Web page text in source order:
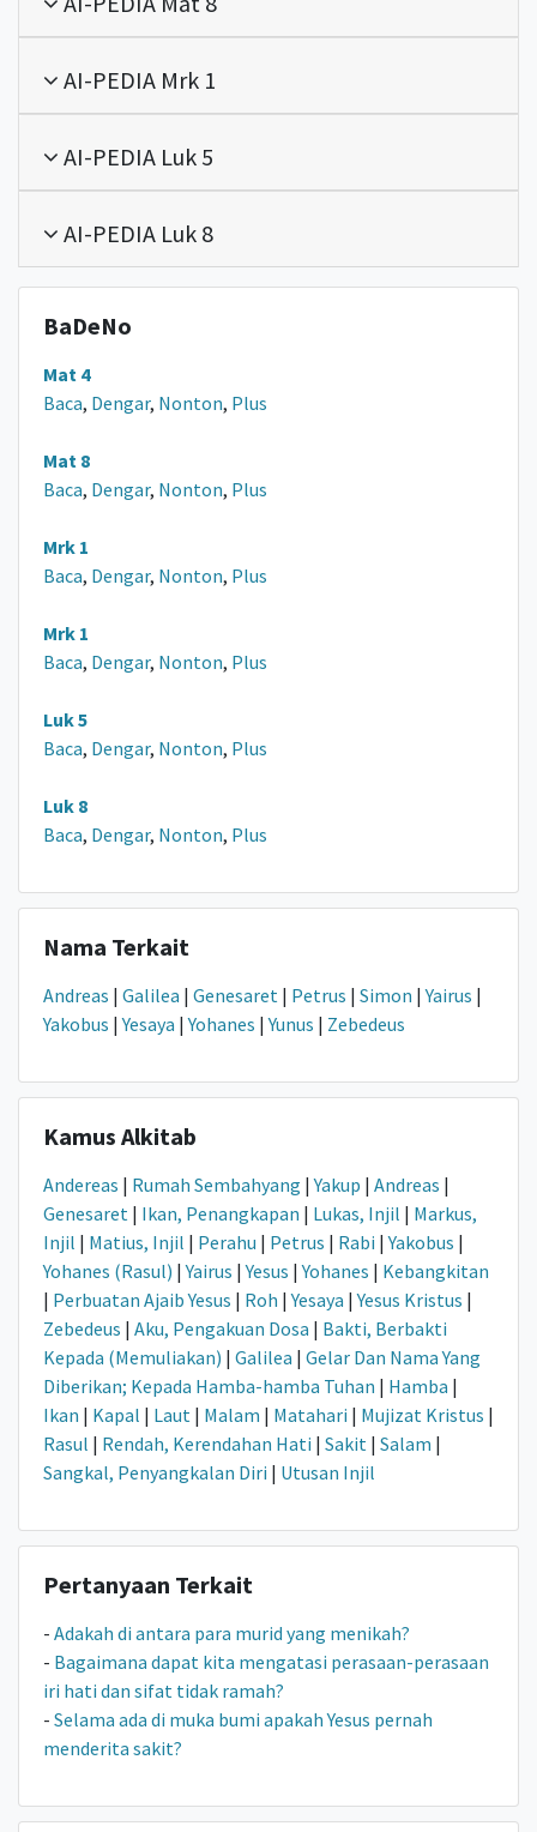
AI-PEDIA Mrk 1
AI-PEDIA Luk 5
AI-PEDIA Luk 8
BaDeNo
Mat 4
Baca, Dengar, Nonton, Plus
Mat 8
Baca, Dengar, Nonton, Plus
Mrk 1
Baca, Dengar, Nonton, Plus
Mrk 1
Baca, Dengar, Nonton, Plus
Luk 5
Baca, Dengar, Nonton, Plus
Luk 8
Baca, Dengar, Nonton, Plus
Nama Terkait
Andreas | Galilea | Genesaret | Petrus | Simon |Yairus |
Yakobus |Yesaya |Yohanes |Yunus | Zebedeus
Kamus Alkitab
Andereas | Rumah Sembahyang |Yakup | Andreas |
Genesaret | Ikan, Penangkapan | Lukas, Injil | Markus,
Injil | Matius, Injil | Perahu | Petrus | Rabi |Yakobus |
Yohanes (Rasul) |Yairus |Yesus |Yohanes | Kebangkitan
| Perbuatan Ajaib Yesus | Roh |Yesaya |Yesus Kristus |
Zebedeus | Aku, Pengakuan Dosa | Bakti, Berbakti
Kepada (Memuliakan) | Galilea | Gelar Dan Nama Yang
Diberikan; Kepada Hamba-hamba Tuhan | Hamba |
Ikan | Kapal | Laut | Malam | Matahari | Mujizat Kristus |
Rasul | Rendah, Kerendahan Hati | Sakit | Salam |
Sangkal, Penyangkalan Diri | Utusan Injil
Pertanyaan Terkait
- Adakah di antara para murid yang menikah?
- Bagaimana dapat kita mengatasi perasaan-perasaan
iri hati dan sifat tidak ramah?
- Selama ada di muka bumi apakah Yesus pernah
menderita sakit?